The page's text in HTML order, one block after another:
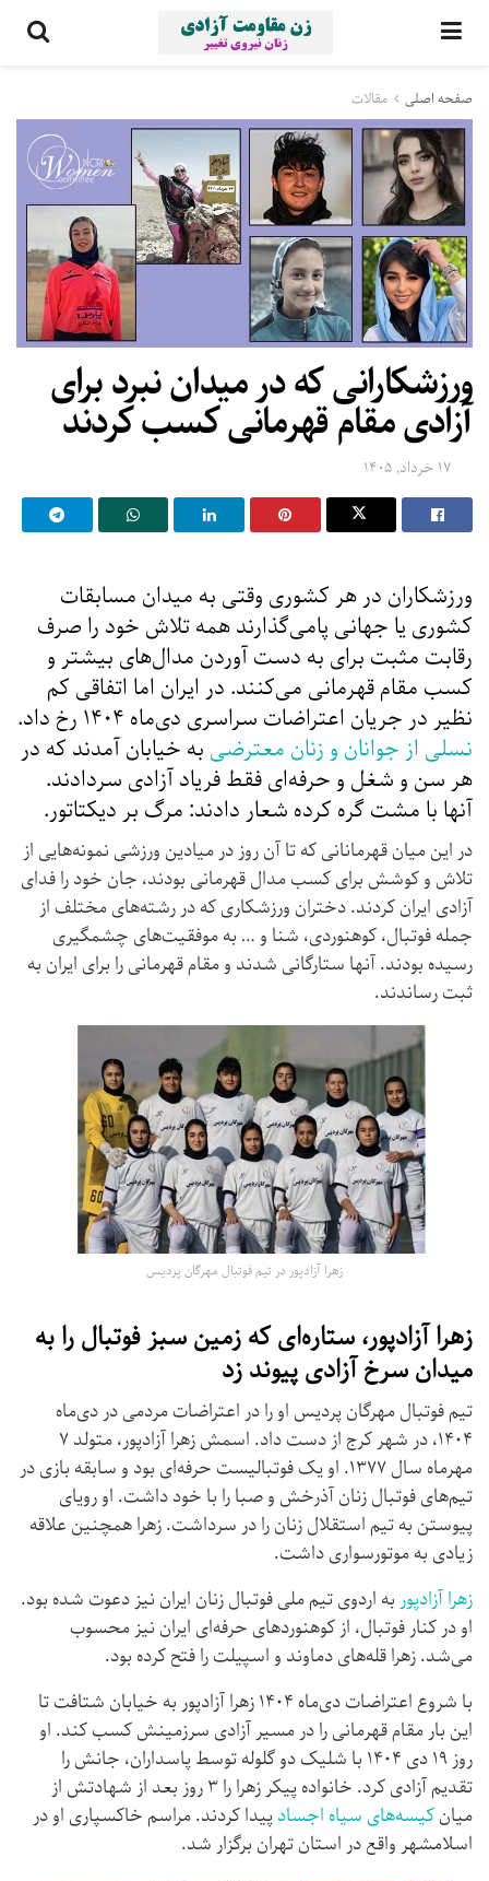
صفحه اصلی مقالات
ورزشکارانی که در میدان نبرد برای
آزادی مقام قهرمانی کسب کردند
۱۷ خرداد, ۱۴۰۵
ورزشکاران در هر کشوری وقتی به میدان مسابقات
کشوری یا جهانی پا‌می‌گذارند همه تلاش خود را صرف
رقابت مثبت برای به دست آوردن مدال‌های بیشتر و
کسب مقام قهرمانی می‌کنند. در ایران اما اتفاقی کم
نظیر در جریان اعتراضات سراسری دی‌ماه ۱۴۰۴ رخ داد.
نسلی از جوانان و زنان معترضی به خیابان آمدند که در
هر سن و شغل و حرفه‌ای فقط فریاد آزادی سردادند.
آنها با مشت گره کرده شعار دادند: مرگ بر دیکتاتور.
در این میان قهرمانانی که تا آن روز در میادین ورزشی نمونه‌هایی از
تلاش و کوشش برای کسب مدال قهرمانی بودند، جان خود را فدای
آزادی ایران کردند. دختران ورزشکاری که در رشته‌های مختلف از
جمله فوتبال، کوهنوردی، شنا و … به موفقیت‌های چشمگیری
رسیده بودند. آنها ستارگانی شدند و مقام قهرمانی را برای ایران به
ثبت رساندند.
زهرا آزادپور در تیم فوتبال مهرگان پردیس
زهرا آزادپور، ستاره‌ای که زمین سبز فوتبال را به
میدان سرخ آزادی پیوند زد
تیم فوتبال مهرگان پردیس او را در اعتراضات مردمی در دی‌ماه
۱۴۰۴، در شهر کرج از دست داد. اسمش زهرا آزادپور، متولد ۷
مهر‌ماه سال ۱۳۷۷. او یک فوتبالیست حرفه‌ای بود و سابقه بازی در
تیم‌های فوتبال زنان آذرخش و صبا را با خود داشت. او رویای
پیوستن به تیم استقلال زنان را در سرداشت. زهرا همچنین علاقه
زیادی به موتورسواری داشت.
زهرا آزادپور به اردوی تیم ملی فوتبال زنان ایران نیز دعوت شده بود.
او در کنار فوتبال، از کوهنوردهای حرفه‌ای ایران نیز محسوب
می‌شد. زهرا قله‌های دماوند و اسپیلت را فتح کرده بود.
با شروع اعتراضات دی‌ماه ۱۴۰۴ زهرا آزادپور به خیابان شتافت تا
این بار مقام قهرمانی را در مسیر آزادی سرزمینش کسب کند. او
روز ۱۹ دی ۱۴۰۴ با شلیک دو گلوله توسط پاسداران، جانش را
تقدیم آزادی کرد. خانواده پیکر زهرا را ۳ روز بعد از شهادتش از
میانکیسه‌های سیاه اجسادپیدا کردند. مراسم خاکسپاری او در
اسلامشهر واقع در استان تهران برگزار شد.